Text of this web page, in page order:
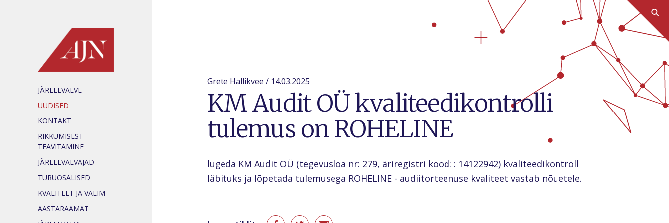
Grete Hallikvee / 14.03.2025
KM Audit OÜ kvaliteedikontrolli
tulemus on ROHELINE
lugeda KM Audit OÜ (tegevusloa nr: 279, äriregistri kood: : 14122942) kvaliteedikontroll
läbituks ja lõpetada tulemusega ROHELINE - audiitorteenuse kvaliteet vastab nõuetele.
JÄRELEVALVE
UUDISED
KONTAKT
RIKKUMISEST
TEAVITAMINE
JÄRELEVALVAJAD
TURUOSALISED
KVALITEET JA VALIM
AASTARAAMAT